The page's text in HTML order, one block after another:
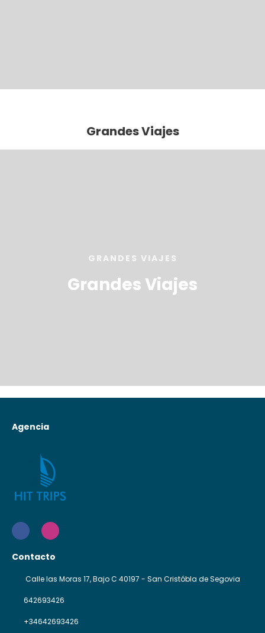
Grandes Viajes
GRANDES VIAJES
Grandes Viajes
Agencia
Contacto
Calle las Moras 17, Bajo C 40197 - San Cristóbla de Segovia
642693426
+34642693426